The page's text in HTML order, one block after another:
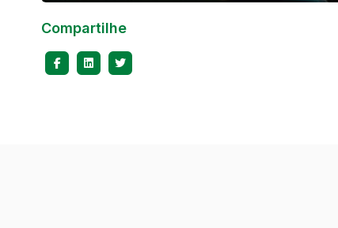
Compartilhe